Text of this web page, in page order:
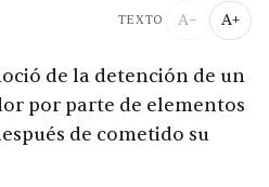
TEXTO A− A+
de la detención de un
por parte de elementos
de cometido su